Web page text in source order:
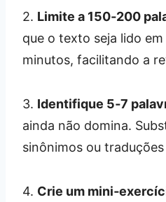
2. Limite a 150‑200
que o texto seja lido
minutos, facilitando a
3. Identifique 5‑7
ainda não domina.
sinônimos ou
4. Crie um